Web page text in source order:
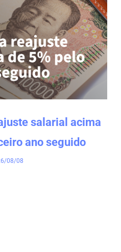
salarial acima
ano seguido
08/08